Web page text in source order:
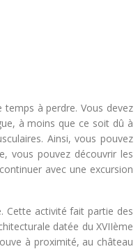
temps à perdre. Vous devez
à moins que ce soit dû à
Ainsi, vous pouvez
vous pouvez découvrir les
avec une excursion
Cette activité fait partie des
datée du XVIIème
à proximité, au château